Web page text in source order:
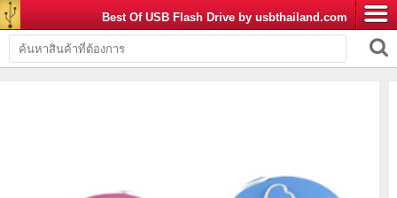
Best Of USB Flash Drive by usbthailand.com